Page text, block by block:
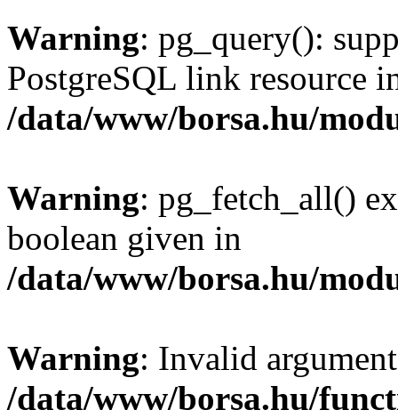
Warning: pg_query():
PostgreSQL link resource
/data/www/borsa.hu/
Warning: pg_fetch_all()
boolean given in
/data/www/borsa.hu/
Warning: Invalid
/data/www/borsa.hu/